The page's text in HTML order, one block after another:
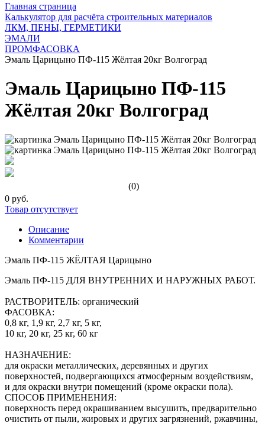
Главная страница
Калькулятор для расчёта строительных материалов
ЛКМ, ПЕНЫ, ГЕРМЕТИКИ
ЭМАЛИ
ПРОМФАСОВКА
Эмаль Царицыно ПФ-115 Жёлтая 20кг Волгоград
Эмаль Царицыно ПФ-115
Жёлтая 20кг Волгоград
(0)
0 руб.
Товар отсутствует
Описание
Комментарии
Эмаль ПФ-115 ЖЁЛТАЯ Царицыно
Эмаль ПФ-115 ДЛЯ ВНУТРЕННИХ И НАРУЖНЫХ РАБОТ.
РАСТВОРИТЕЛЬ: органический
ФАСОВКА:
0,8 кг, 1,9 кг, 2,7 кг, 5 кг,
10 кг, 20 кг, 25 кг, 60 кг
НАЗНАЧЕНИЕ:
для окраски металлических, деревянных и других
поверхностей, подвергающихся атмосферным воздействиям,
и для окраски внутри помещений (кроме окраски пола).
СПОСОБ ПРИМЕНЕНИЯ:
поверхность перед окрашиванием высушить, предварительно
очистить от пыли, жировых и других загрязнений, ржавчины,